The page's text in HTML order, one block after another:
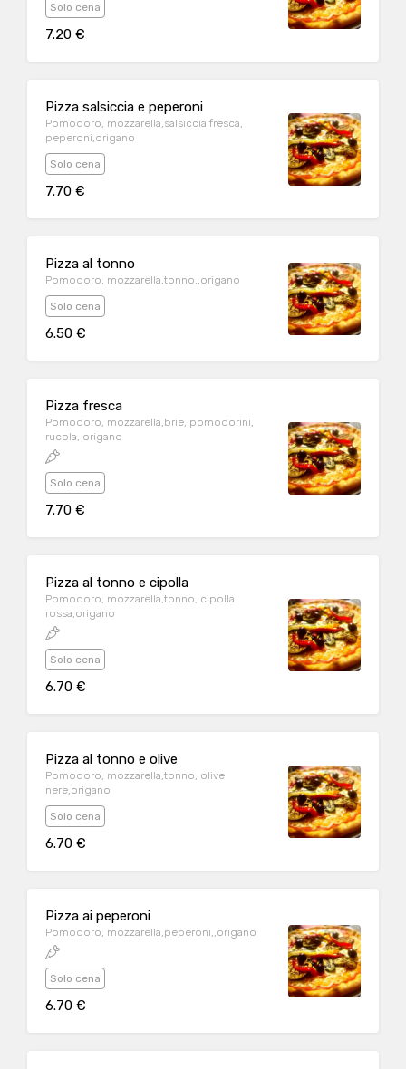
Solo cena
7.20 €
Pizza salsiccia e peperoni
Pomodoro, mozzarella,salsiccia fresca,
peperoni,origano
Solo cena
7.70 €
Pizza al tonno
Pomodoro, mozzarella,tonno,,origano
Solo cena
6.50 €
Pizza fresca
Pomodoro, mozzarella,brie, pomodorini,
rucola, origano
Solo cena
7.70 €
Pizza al tonno e cipolla
Pomodoro, mozzarella,tonno, cipolla
rossa,origano
Solo cena
6.70 €
Pizza al tonno e olive
Pomodoro, mozzarella,tonno, olive
nere,origano
Solo cena
6.70 €
Pizza ai peperoni
Pomodoro, mozzarella,peperoni,,origano
Solo cena
6.70 €